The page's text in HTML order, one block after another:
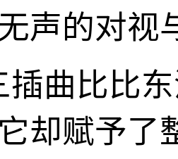
声的对视
插曲比比
却赋予了